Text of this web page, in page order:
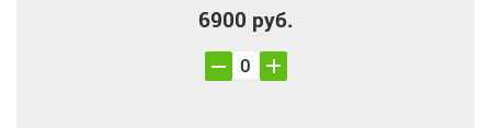
6900 руб.